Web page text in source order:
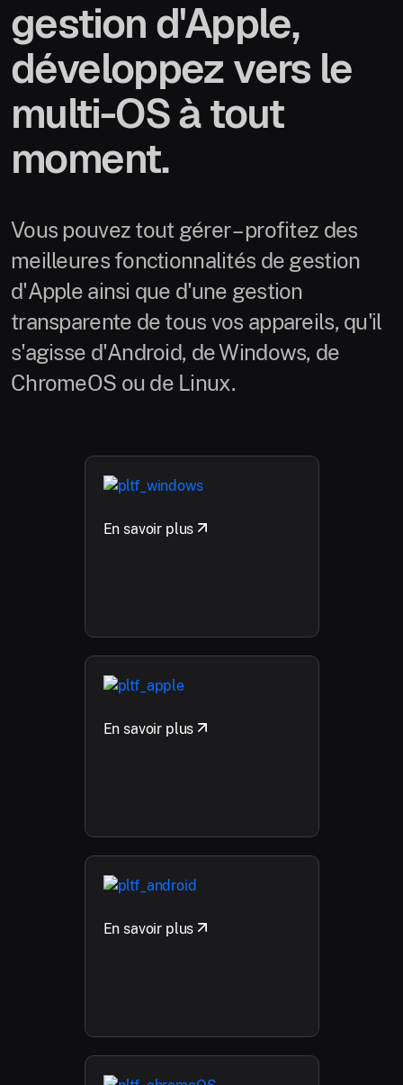
gestion d'Apple,
développez vers le
multi-OS à tout
moment.
Vous pouvez tout gérer – profitez des
meilleures fonctionnalités de gestion
d'Apple ainsi que d'une gestion
transparente de tous vos appareils, qu'il
s'agisse d'Android, de Windows, de
ChromeOS ou de Linux.
En savoir plus
En savoir plus
En savoir plus